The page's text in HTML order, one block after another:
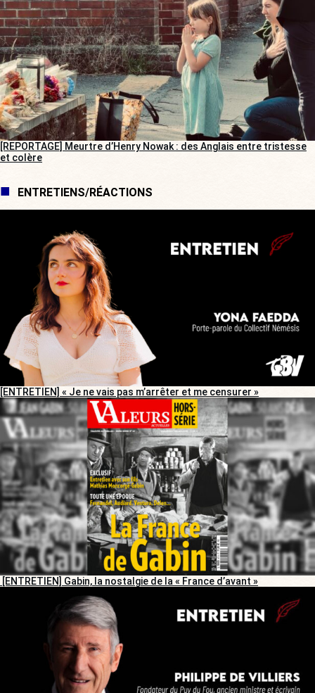
[REPORTAGE] Meurtre d’Henry Nowak : des Anglais entre tristesse
et colère
ENTRETIENS/RÉACTIONS
[ENTRETIEN] « Je ne vais pas m’arrêter et me censurer »
[ENTRETIEN] Gabin, la nostalgie de la « France d’avant »